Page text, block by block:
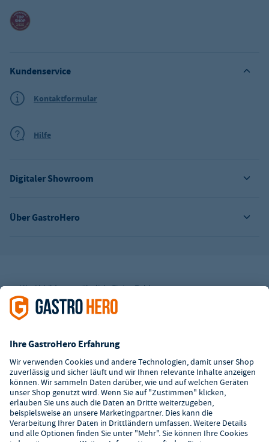
Über GastroHero
Digitaler Showroom
Kundenservice
Kontaktformular
Hilfe
Alle Abbildungen ähnlich. Einige Zahlungsarten
könnenZusatzkostenverursachen.
² Unverbindl. Preisempfehlung des Herstellers
i.H.v. 7,90€ (zzgl. Mwst.)
**Die Tiefpreisgarantie ist nicht mit anderen Aktionen oder
Rabatten kombinierbar.